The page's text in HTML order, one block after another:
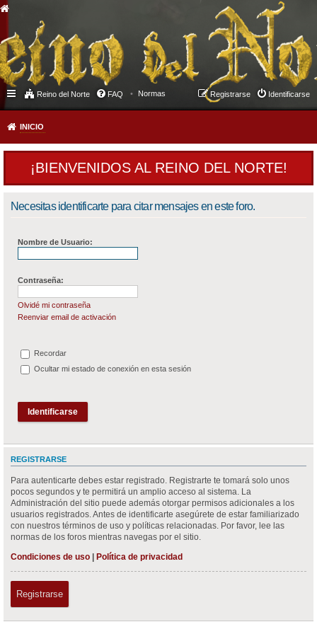
Reino del Norte FAQ Normas Identificarse
Registrarse
INICIO
¡BIENVENIDOS AL REINO DEL NORTE!
Necesitas identificarte para citar mensajes en este foro.
Nombre de Usuario:
Contraseña:
Olvidé mi contraseña
Reenviar email de activación
Recordar
Ocultar mi estado de conexión en esta sesión
REGISTRARSE
Para autenticarte debes estar registrado. Registrarte te tomará solo unos
pocos segundos y te permitirá un amplio acceso al sistema. La
Administración del sitio puede además otorgar permisos adicionales a los
usuarios registrados. Antes de identificarte asegúrete de estar familiarizado
con nuestros términos de uso y políticas relacionadas. Por favor, lee las
normas de los foros mientras navegas por el sitio.
Condiciones de uso
Política de privacidad
Registrarse